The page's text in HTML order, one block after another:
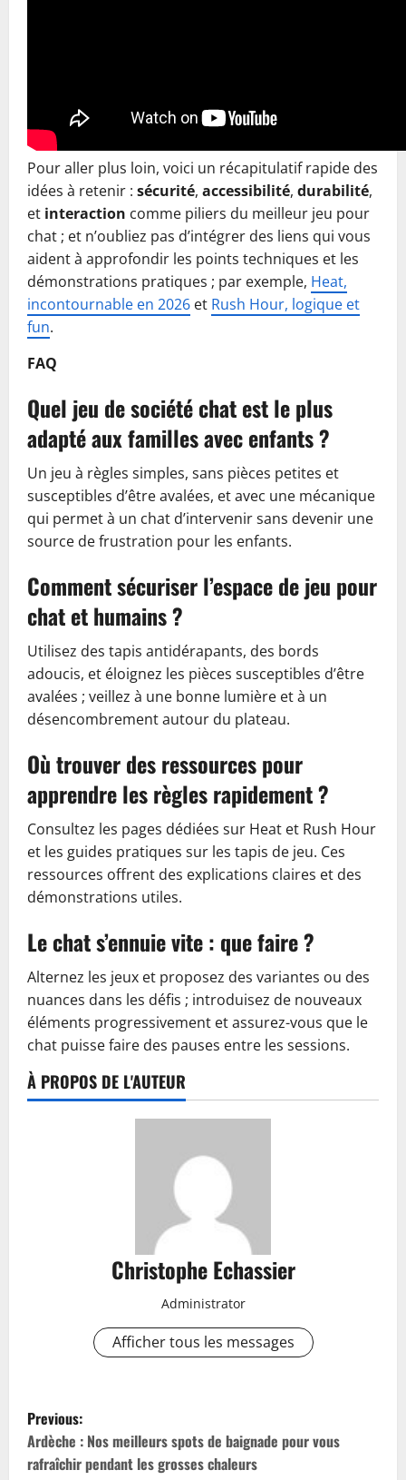
Pour aller plus loin, voici un récapitulatif rapide des
idées à retenir : sécurité, accessibilité, durabilité,
et interaction comme piliers du meilleur jeu pour
chat ; et n’oubliez pas d’intégrer des liens qui vous
aident à approfondir les points techniques et les
démonstrations pratiques ; par exemple, Heat,
incontournable en 2026 et Rush Hour, logique et
fun.
FAQ
Quel jeu de société chat est le plus
adapté aux familles avec enfants ?
Un jeu à règles simples, sans pièces petites et
susceptibles d’être avalées, et avec une mécanique
qui permet à un chat d’intervenir sans devenir une
source de frustration pour les enfants.
Comment sécuriser l’espace de jeu pour
chat et humains ?
Utilisez des tapis antidérapants, des bords
adoucis, et éloignez les pièces susceptibles d’être
avalées ; veillez à une bonne lumière et à un
désencombrement autour du plateau.
Où trouver des ressources pour
apprendre les règles rapidement ?
Consultez les pages dédiées sur Heat et Rush Hour
et les guides pratiques sur les tapis de jeu. Ces
ressources offrent des explications claires et des
démonstrations utiles.
Le chat s’ennuie vite : que faire ?
Alternez les jeux et proposez des variantes ou des
nuances dans les défis ; introduisez de nouveaux
éléments progressivement et assurez-vous que le
chat puisse faire des pauses entre les sessions.
À PROPOS DE L'AUTEUR
Christophe Echassier
Administrator
Afficher tous les messages
P
o
Previous:
Ardèche : Nos meilleurs spots de baignade pour vous
rafraîchir pendant les grosses chaleurs